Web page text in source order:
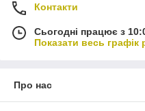
Контакти
Сьогодні працює з
Показати весь графік
Про нас